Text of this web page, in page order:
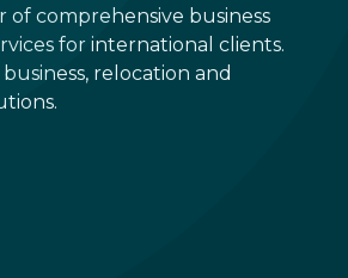
of comprehensive business
for international clients.
relocation and